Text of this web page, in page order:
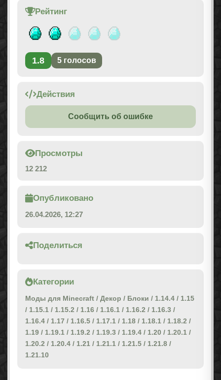
Рейтинг
1.8 5 голосов
Действия
Сообщить об ошибке
Просмотры
12 212
Опубликовано
26.04.2026, 12:27
Поделиться
Категории
Моды для Minecraft / Декор / Блоки / 1.14.4 / 1.15
/ 1.15.1 / 1.15.2 / 1.16 / 1.16.1 / 1.16.2 / 1.16.3 /
1.16.4 / 1.17 / 1.16.5 / 1.17.1 / 1.18 / 1.18.1 / 1.18.2 /
1.19 / 1.19.1 / 1.19.2 / 1.19.3 / 1.19.4 / 1.20 / 1.20.1 /
1.20.2 / 1.20.4 / 1.21 / 1.21.1 / 1.21.5 / 1.21.8 /
1.21.10